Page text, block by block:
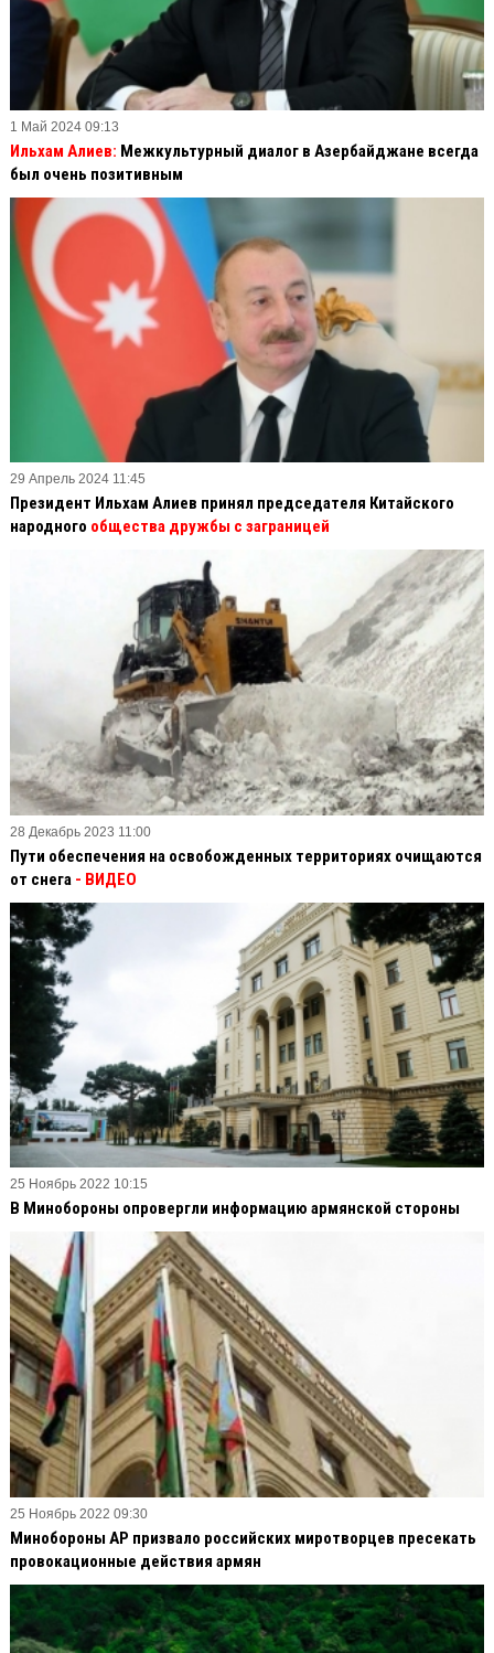
1 Май 2024 09:13
Ильхам Алиев: Межкультурный диалог в Азербайджане всегда
был очень позитивным
29 Апрель 2024 11:45
Президент Ильхам Алиев принял председателя Китайского
народного общества дружбы с заграницей
28 Декабрь 2023 11:00
Пути обеспечения на освобожденных территориях очищаются
от снега - ВИДЕО
25 Ноябрь 2022 10:15
В Минобороны опровергли информацию армянской стороны
25 Ноябрь 2022 09:30
Минобороны АР призвало российских миротворцев пресекать
провокационные действия армян